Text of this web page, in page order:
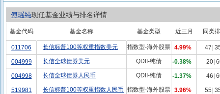
傅瑶纯现任基金业绩与排名详情
基金代码 基金名称 基金类型 近三月 同类
011706 长信标普100等权重指数美元 指数型-海外股票 4.99% 47
004999 长信全球债券美元 QDII-纯债 -0.38% 20
004998 长信全球债券人民币 QDII-纯债 -1.37% 46
519981 长信标普100等权重指数人民币 指数型-海外股票 3.96% 55